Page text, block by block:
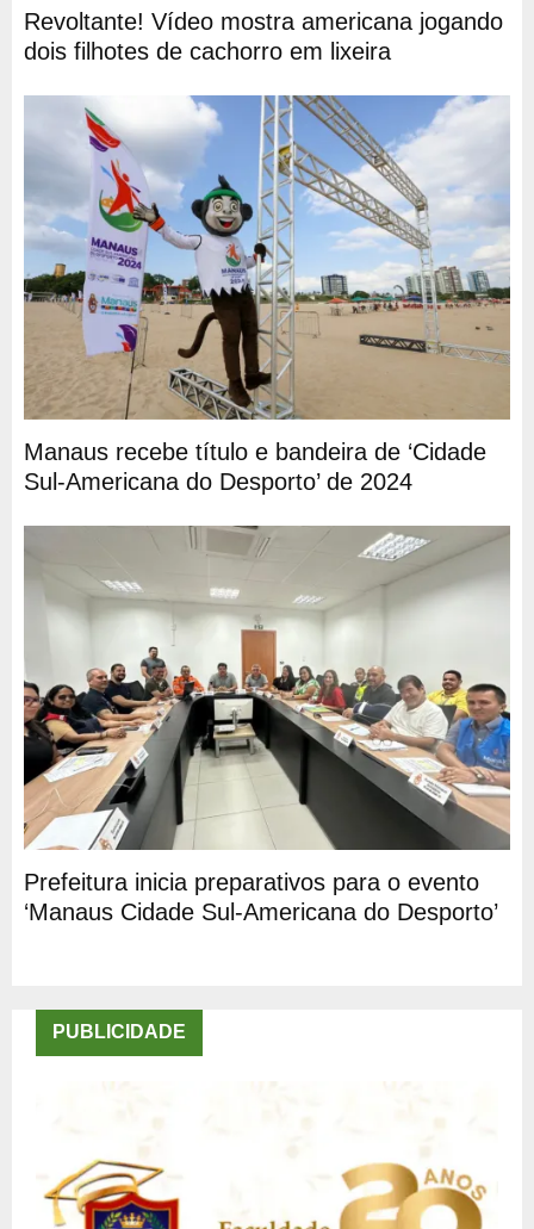
Revoltante! Vídeo mostra americana jogando
dois filhotes de cachorro em lixeira
Manaus recebe título e bandeira de ‘Cidade
Sul-Americana do Desporto’ de 2024
Prefeitura inicia preparativos para o evento
‘Manaus Cidade Sul-Americana do Desporto’
PUBLICIDADE